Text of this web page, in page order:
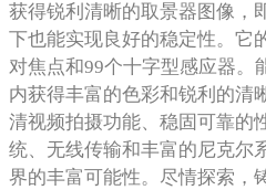
获得锐利清晰的取景器图像，
下也能实现良好的稳定性。它
对焦点和99个十字型感应器。
内获得丰富的色彩和锐利的清
清视频拍摄功能、稳固可靠的
统、无线传输和丰富的尼克尔
界的丰富可能性。尽情探索，